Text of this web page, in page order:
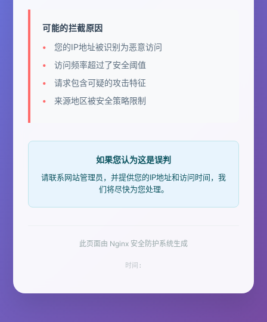
可能的拦截原因
您的IP地址被识别为恶意访问
访问频率超过了安全阈值
请求包含可疑的攻击特征
来源地区被安全策略限制
如果您认为这是误判
请联系网站管理员，并提供您的IP地址和访问时间，我
们将尽快为您处理。
此页面由 Nginx 安全防护系统生成
时间: